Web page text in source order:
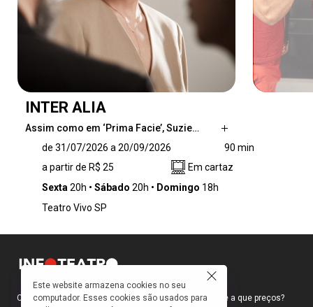
INTER ALIA
Assim como em ‘Prima Facie’, Suzie…
mergulha no universo jurídico para debater
temas como responsabilidade, moral, poder e
os conflitos éticos entre vida pública e privada.
uma juíza ética e profundamente
de 31/07/2026 a 20/09/2026
90 min
a partir de R$ 25
Em cartaz
Sexta 20h Sábado 20h Domingo 18h
Teatro Vivo SP
Como faço para ir ao teatro? Onde compro ingressos e a que preços?
Este website armazena cookies no seu
computador. Esses cookies são usados para